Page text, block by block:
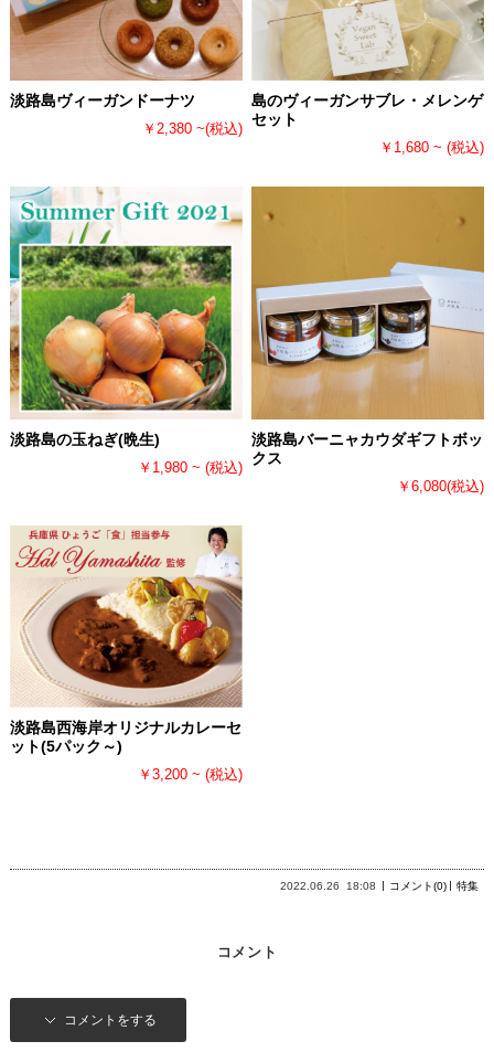
淡路島ヴィーガンドーナツ
￥2,380 ~(税込)
島のヴィーガンサブレ・メレンゲ
セット
￥1,680 ~(税込)
淡路島の玉ねぎ(晩生)
￥1,980 ~ (税込)
淡路島バーニャカウダギフトボッ
クス
￥6,080(税込)
淡路島西海岸オリジナルカレーセ
ット(5パック～)
￥3,200 ~ (税込)
2022.06.26 18:08 コメント(0) 特集
コメント
コメントをする